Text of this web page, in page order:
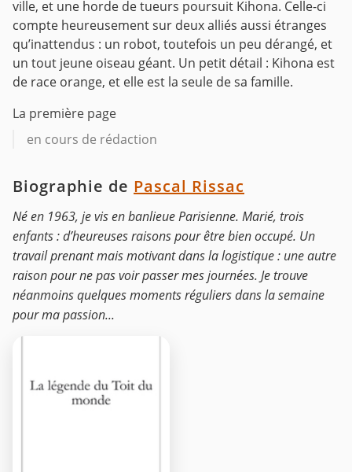
ville, et une horde de tueurs poursuit Kihona. Celle-ci
compte heureusement sur deux alliés aussi étranges
qu’inattendus : un robot, toutefois un peu dérangé, et
un tout jeune oiseau géant. Un petit détail : Kihona est
de race orange, et elle est la seule de sa famille.
La première page
en cours de rédaction
Biographie de Pascal Rissac
Né en 1963, je vis en banlieue Parisienne. Marié, trois
enfants : d’heureuses raisons pour être bien occupé. Un
travail prenant mais motivant dans la logistique : une autre
raison pour ne pas voir passer mes journées. Je trouve
néanmoins quelques moments réguliers dans la semaine
pour ma passion...